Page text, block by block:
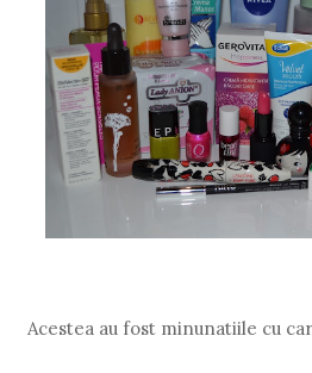
Acestea au fost minunatiile cu